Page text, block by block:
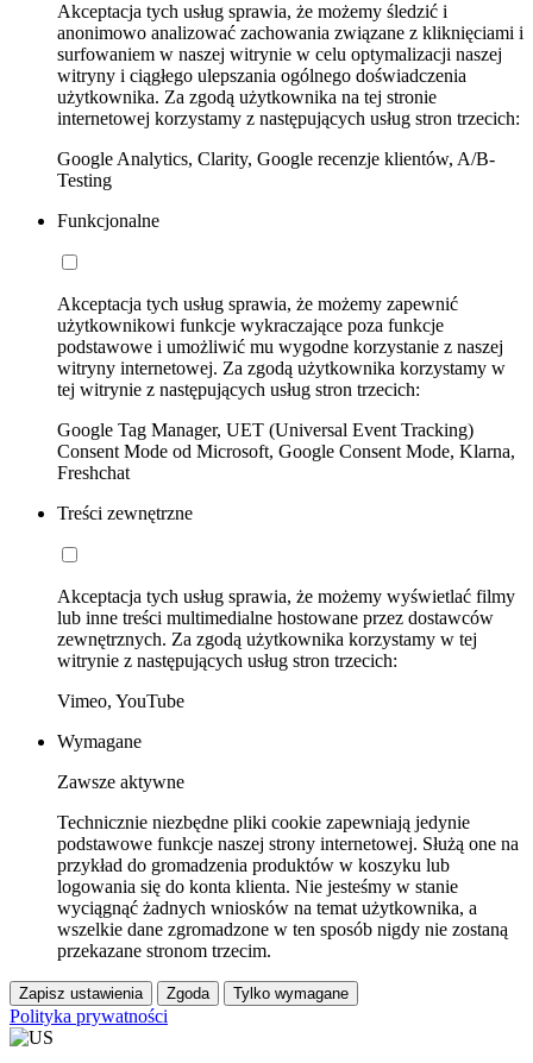
Akceptacja tych usług sprawia, że możemy śledzić i
anonimowo analizować zachowania związane z kliknięciami i
surfowaniem w naszej witrynie w celu optymalizacji naszej
witryny i ciągłego ulepszania ogólnego doświadczenia
użytkownika. Za zgodą użytkownika na tej stronie
internetowej korzystamy z następujących usług stron trzecich:
Google Analytics, Clarity, Google recenzje klientów, A/B-
Testing
Funkcjonalne
Akceptacja tych usług sprawia, że możemy zapewnić
użytkownikowi funkcje wykraczające poza funkcje
podstawowe i umożliwić mu wygodne korzystanie z naszej
witryny internetowej. Za zgodą użytkownika korzystamy w
tej witrynie z następujących usług stron trzecich:
Google Tag Manager, UET (Universal Event Tracking)
Consent Mode od Microsoft, Google Consent Mode, Klarna,
Freshchat
Treści zewnętrzne
Akceptacja tych usług sprawia, że możemy wyświetlać filmy
lub inne treści multimedialne hostowane przez dostawców
zewnętrznych. Za zgodą użytkownika korzystamy w tej
witrynie z następujących usług stron trzecich:
Vimeo, YouTube
Wymagane
Zawsze aktywne
Technicznie niezbędne pliki cookie zapewniają jedynie
podstawowe funkcje naszej strony internetowej. Służą one na
przykład do gromadzenia produktów w koszyku lub
logowania się do konta klienta. Nie jesteśmy w stanie
wyciągnąć żadnych wniosków na temat użytkownika, a
wszelkie dane zgromadzone w ten sposób nigdy nie zostaną
przekazane stronom trzecim.
Zapisz ustawienia Zgoda Tylko wymagane
Polityka prywatności